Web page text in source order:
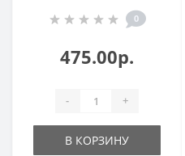
0
475.00р.
- +
В КОРЗИНУ